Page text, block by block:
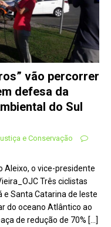
vão percorrer
defesa da
do Sul
e Conservação
Aleixo, o vice-presidente
Três ciclistas
e Santa Catarina de leste
do oceano Atlântico ao
de redução de 70% […]